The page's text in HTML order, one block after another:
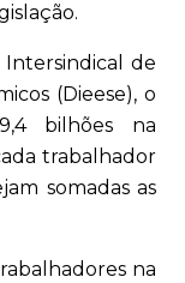
de
(Dieese), o
bilhões na
trabalhador
somadas as
na